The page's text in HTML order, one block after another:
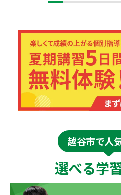
越谷市で人
選べる学